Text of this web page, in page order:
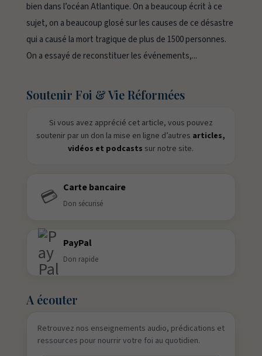
bien dans l’océan Atlantique. On a beaucoup écrit à ce
sujet, on a beaucoup glosé sur les causes de ce désastre
qui a causé la mort tragique de plus de 1500 personnes.
On a essayé de reconstituer les événements,...
Soutenir Foi & Vie Réformées
Si vous avez apprécié cet article, vous pouvez
soutenir par un don la mise en ligne d’autres articles,
vidéos et podcasts sur notre site.
💳 Carte bancaire
Don sécurisé
PayPal
Don rapide
A écouter
Retrouvez nos enseignements audio, prédications et
ressources pour nourrir votre foi au quotidien.